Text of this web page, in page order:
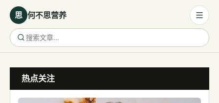
思 何不思营养
营养与饮食
热点关注